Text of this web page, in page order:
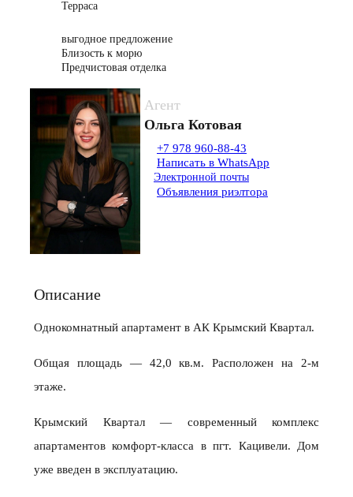
Терраса
выгодное предложение
Близость к морю
Предчистовая отделка
Агент
Ольга Котовая
+7 978 960-88-43
Написать в WhatsApp
Электронной почты
Объявления риэлтора
Описание
Однокомнатный апартамент в АК Крымский Квартал.
Общая площадь — 42,0 кв.м. Расположен на 2-м
этаже.
Крымский Квартал — современный комплекс
апартаментов комфорт-класса в пгт. Кацивели. Дом
уже введен в эксплуатацию.